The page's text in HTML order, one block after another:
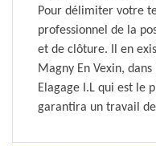
Pour délimiter votre
professionnel de la
et de clôture. Il en
Magny En Vexin,
Elagage I.L qui est le
garantira un travail